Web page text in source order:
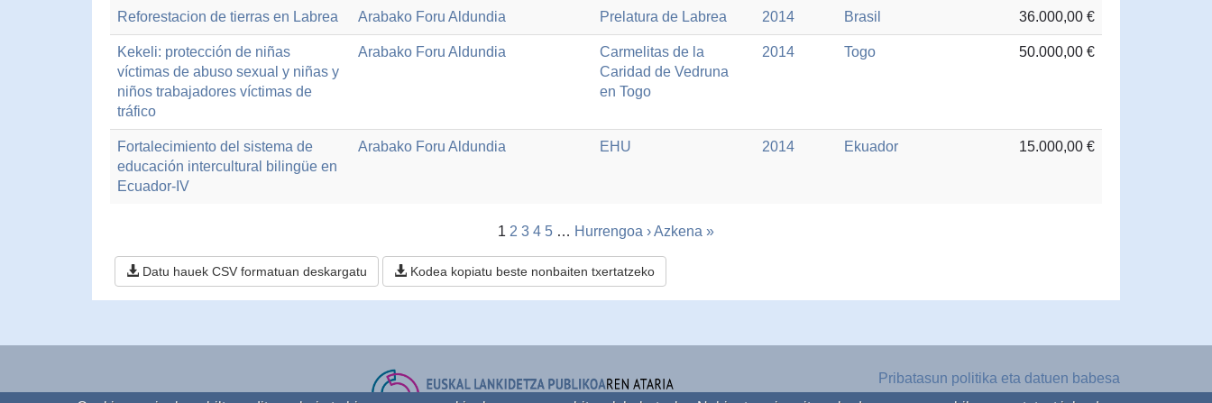
Reforestacion de tierras en Labrea Arabako Foru Aldundia Prelatura de Labrea 2014 Brasil 36.000,00 €
Kekeli: protección de niñas
víctimas de abuso sexual y niñas y
niños trabajadores víctimas de
tráfico
Arabako Foru Aldundia
Carmelitas de la
Caridad de Vedruna
en Togo
2014 Togo 50.000,00 €
Fortalecimiento del sistema de
educación intercultural bilingüe en
Ecuador-IV
Arabako Foru Aldundia EHU 2014 Ekuador 15.000,00 €
1 2 3 4 5 … Hurrengoa ›Azkena »
Datu hauek CSV formatuan deskargatu Kodea kopiatu beste nonbaiten txertatzeko
Pribatasun politika eta datuen babesa
Lege oharra